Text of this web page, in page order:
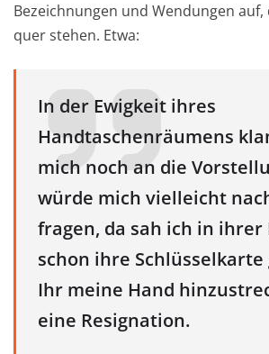
Bezeichnungen und Wendungen
quer stehen. Etwa:
In der Ewigkeit ihres
Handtaschenräumens
mich noch an die
würde mich vielleicht
fragen, da sah ich in ihrer
schon ihre Schlüsselkarte
Ihr meine Hand
eine Resignation.